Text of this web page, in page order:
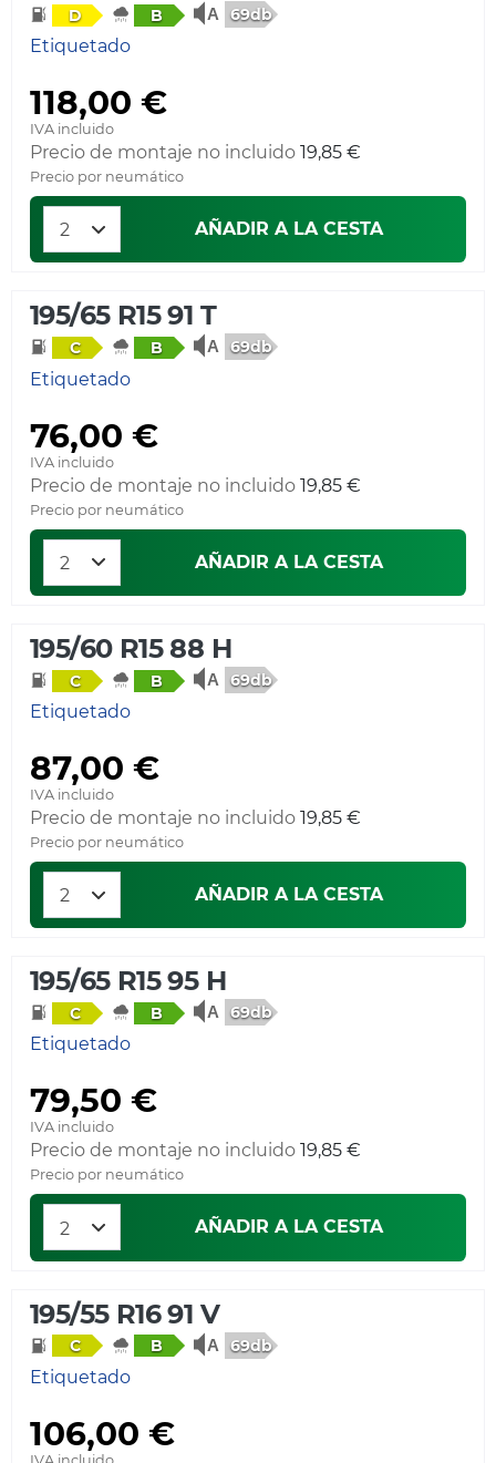
D B 69db
Etiquetado
118,00 €
IVA incluido
Precio de montaje no incluido 19,85 €
Precio por neumático
AÑADIR A LA CESTA
195/65 R15 91 T
C B 69db
Etiquetado
76,00 €
IVA incluido
Precio de montaje no incluido 19,85 €
Precio por neumático
AÑADIR A LA CESTA
195/60 R15 88 H
C B 69db
Etiquetado
87,00 €
IVA incluido
Precio de montaje no incluido 19,85 €
Precio por neumático
AÑADIR A LA CESTA
195/65 R15 95 H
C B 69db
Etiquetado
79,50 €
IVA incluido
Precio de montaje no incluido 19,85 €
Precio por neumático
AÑADIR A LA CESTA
195/55 R16 91 V
C B 69db
Etiquetado
106,00 €